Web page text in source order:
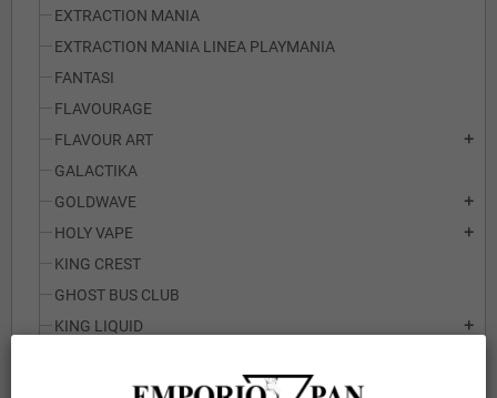
EXTRACTION MANIA
EXTRACTION MANIA LINEA PLAYMANIA
FANTASI
FLAVOURAGE
FLAVOUR ART
add
GALACTIKA
GOLDWAVE
add
HOLY VAPE add
KING CREST
GHOST BUS CLUB
KING LIQUID
add
LA TABACCHERIA